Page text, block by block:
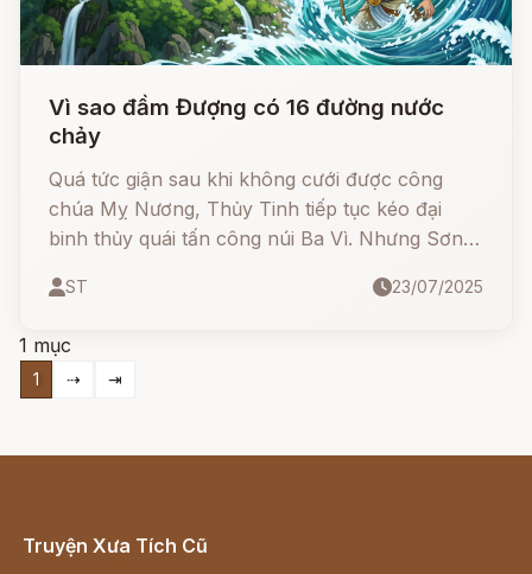
Vì sao đầm Đượng có 16 đường nước
chảy
Quá tức giận sau khi không cưới được công
chúa Mỵ Nương, Thủy Tinh tiếp tục kéo đại
binh thủy quái tấn công núi Ba Vì. Nhưng Sơn
dựng trận địa đồi núi và đánh tan quân giặc
ST 23/07/2025
1 mục
1 ⇢ ⇥
Truyện Xưa Tích Cũ